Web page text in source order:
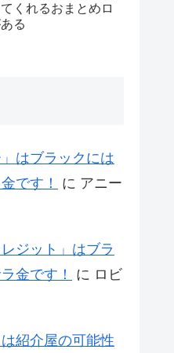
くれるおまとめロ
る
はブラックには
です！
に アニー
ジット」はブラ
金です！
に ロビ
紹介屋の可能性